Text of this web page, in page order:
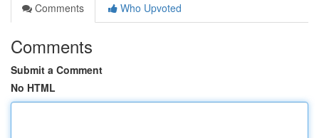
Comments
Who Upvoted
Comments
Submit a Comment
No HTML